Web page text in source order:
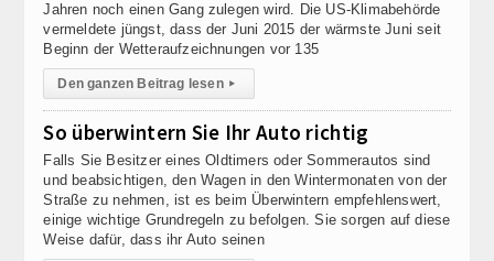
Jahren noch einen Gang zulegen wird. Die US-Klimabehörde
vermeldete jüngst, dass der Juni 2015 der wärmste Juni seit
Beginn der Wetteraufzeichnungen vor 135
Den ganzen Beitrag lesen ▸
So überwintern Sie Ihr Auto richtig
Falls Sie Besitzer eines Oldtimers oder Sommerautos sind
und beabsichtigen, den Wagen in den Wintermonaten von der
Straße zu nehmen, ist es beim Überwintern empfehlenswert,
einige wichtige Grundregeln zu befolgen. Sie sorgen auf diese
Weise dafür, dass ihr Auto seinen